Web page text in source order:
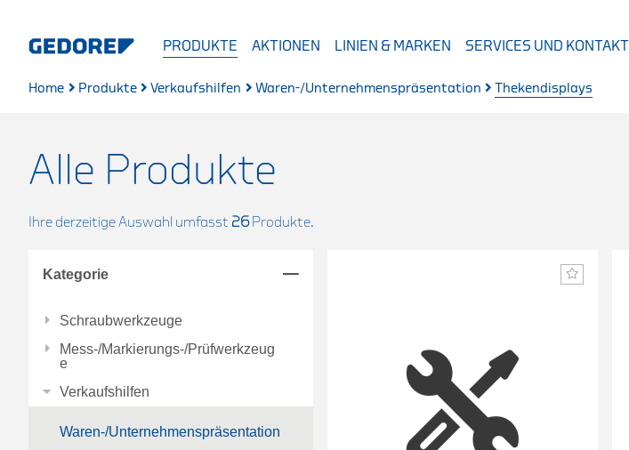
PRODUKTE AKTIONEN LINIEN & MARKEN SERVICES UND KONTAKT
Home Produkte Verkaufshilfen Waren-/Unternehmenspräsentation Thekendisplays
Alle Produkte
Ihre derzeitige Auswahl umfasst 26Produkte.
Kategorie
Schraubwerkzeuge
Mess-/Markierungs-/Prüfwerkzeug
e
Verkaufshilfen
Waren-/Unternehmenspräsentation